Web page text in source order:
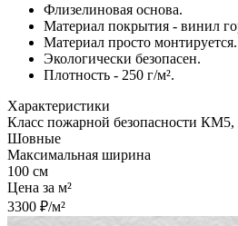
Флизелиновая основа.
Материал покрытия - винил
Материал просто монтируется.
Экологически безопасен.
Плотность - 250 г/м².
Характеристики
Класс пожарной безопасности КМ5,
Шовные
Максимальная ширина
100 см
Цена за м²
3300 ₽/м²